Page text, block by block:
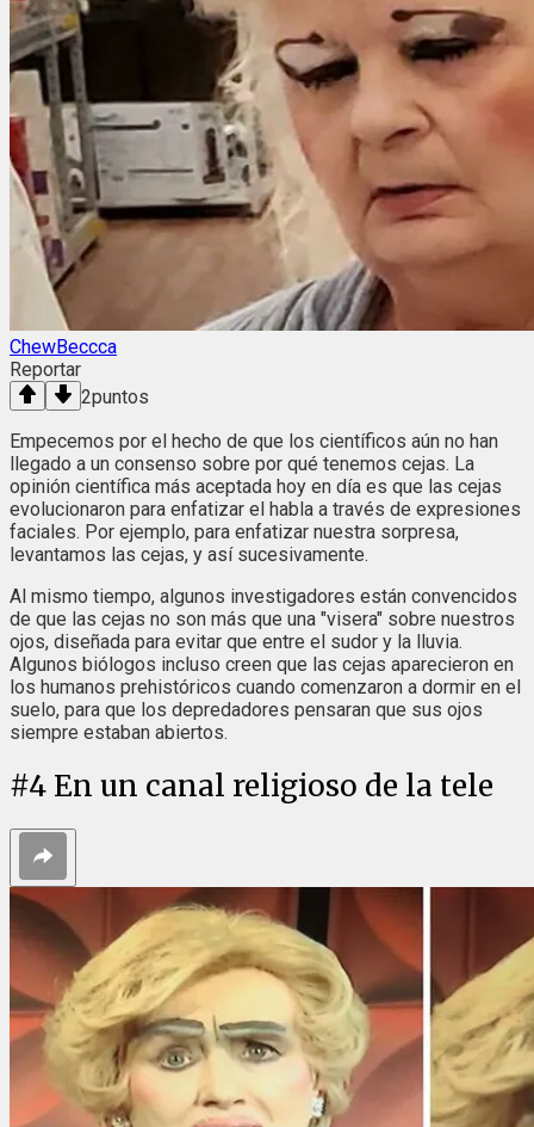
ChewBeccca
Reportar
2puntos
Empecemos por el hecho de que los científicos aún no han
llegado a un consenso sobre por qué tenemos cejas. La
opinión científica más aceptada hoy en día es que las cejas
evolucionaron para enfatizar el habla a través de expresiones
faciales. Por ejemplo, para enfatizar nuestra sorpresa,
levantamos las cejas, y así sucesivamente.
Al mismo tiempo, algunos investigadores están convencidos
de que las cejas no son más que una "visera" sobre nuestros
ojos, diseñada para evitar que entre el sudor y la lluvia.
Algunos biólogos incluso creen que las cejas aparecieron en
los humanos prehistóricos cuando comenzaron a dormir en el
suelo, para que los depredadores pensaran que sus ojos
siempre estaban abiertos.
#4 En un canal religioso de la tele